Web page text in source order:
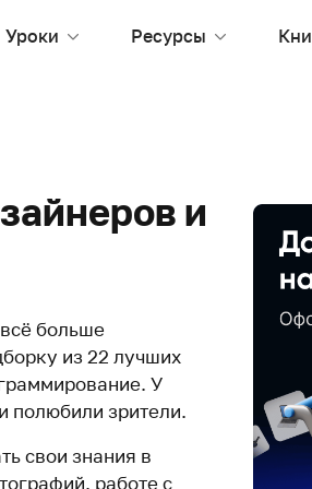
Уроки Ресурсы
и
больше
из 22 лучших
У
полюбили зрители.
свои знания в
работе с